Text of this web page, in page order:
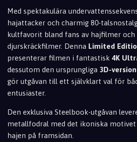
Med spektakulära
hajattacker och charmig 80-
kultfavorit bland fans av hajfilmer och
djurskräckfilmer. Denna Limited
presenterar filmen i fantastisk 4K
dessutom den ursprungliga 3D-
gör utgåvan till ett självklart val för
entusiaster.
Den exklusiva Steelbook-utgåvan
metallfodral med det ikoniska motivet
hajen på framsidan.